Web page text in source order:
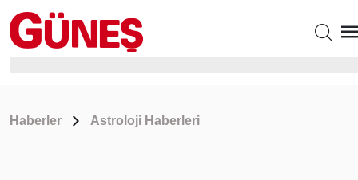
Haberler Astroloji Haberleri